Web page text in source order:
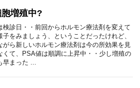
増殖中?
検診日・・前回からホルモン療法剤を変えて
子をみましょう、ということだったけれど、
がら新しいホルモン療法剤は今の所効果を見
くて、PSA値は順調に上昇中・・少し増殖の
早まった ...